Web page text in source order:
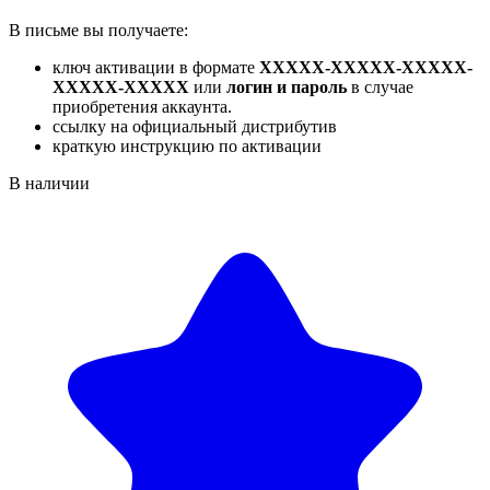
В письме вы получаете:
ключ активации в формате XXXXX-XXXXX-XXXXX-
XXXXX-XXXXX или логин и пароль в случае
приобретения аккаунта.
ссылку на официальный дистрибутив
краткую инструкцию по активации
В наличии